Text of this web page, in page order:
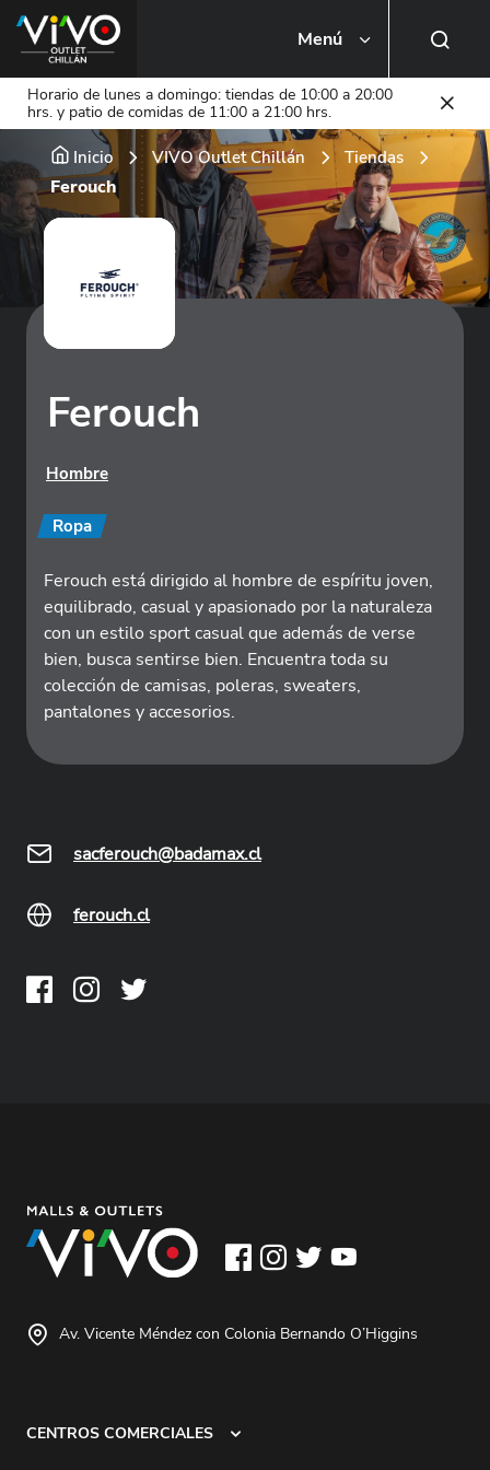
Menú
Busca una tienda o local
Horario de lunes a domingo: tiendas de 10:00 a 20:00
hrs. y patio de comidas de 11:00 a 21:00 hrs.
Inicio VIVO Outlet Chillán Tiendas
Ferouch
Ferouch
Hombre
Ropa
Ferouch está dirigido al hombre de espíritu joven,
equilibrado, casual y apasionado por la naturaleza
con un estilo sport casual que además de verse
bien, busca sentirse bien. Encuentra toda su
colección de camisas, poleras, sweaters,
pantalones y accesorios.
sacferouch@badamax.cl
ferouch.cl
Av. Vicente Méndez con Colonia Bernando O’Higgins
CENTROS COMERCIALES